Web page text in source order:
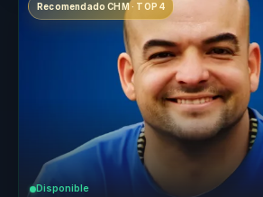
Recomendado CHM · TOP 4
Disponible